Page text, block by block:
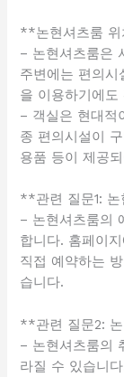
**논현셔츠룸
– 논현셔츠룸은
주변에는 편의
을 이용하기에도
– 객실은 현대적
종 편의시설이
용품 등이 제공
**관련 질문1:
– 논현셔츠룸의
합니다. 홈페이
직접 예약하는
습니다.
**관련 질문2:
– 논현셔츠룸의
라질 수 있습니